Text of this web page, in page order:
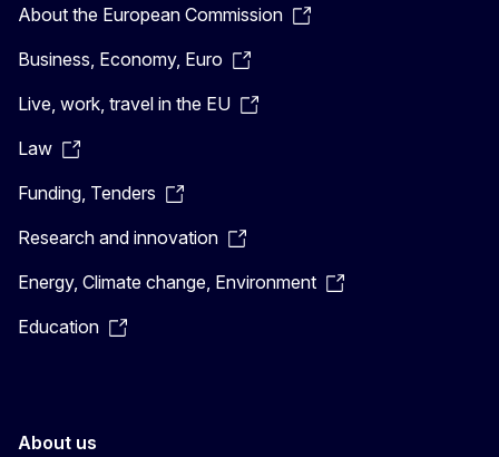
About the European Commission
Business, Economy, Euro
Live, work, travel in the EU
Law
Funding, Tenders
Research and innovation
Energy, Climate change, Environment
Education
About us